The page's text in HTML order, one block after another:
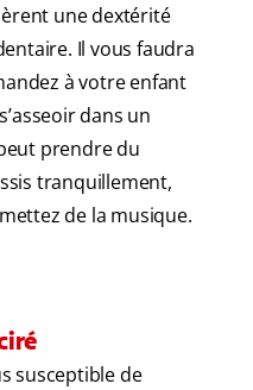
une dextérité
Il vous faudra
à votre enfant
dans un
prendre du
tranquillement,
de la musique.
susceptible de